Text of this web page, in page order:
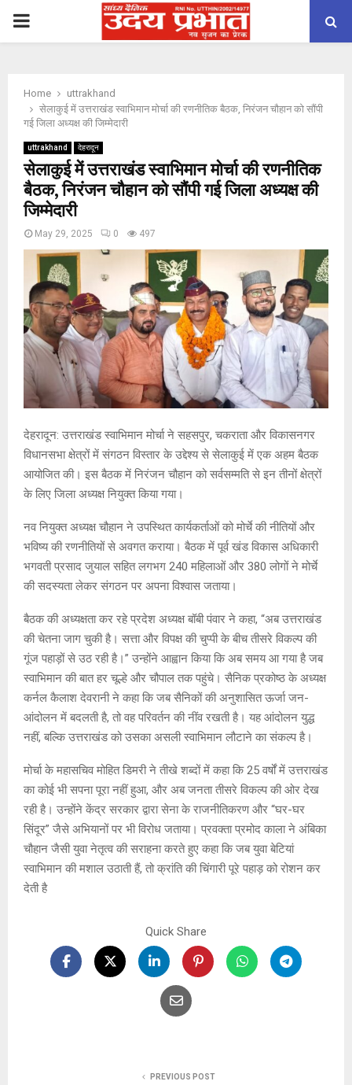
PRIMARY
Home
uttrakhand
सेलाकुई में उत्तराखंड स्वाभिमान मोर्चा की रणनीतिक बैठक, निरंजन चौहान को सौंपी
गई जिला अध्यक्ष की जिम्मेदारी
uttrakhand देहरादून
सेलाकुई में उत्तराखंड स्वाभिमान मोर्चा की रणनीतिक
बैठक, निरंजन चौहान को सौंपी गई जिला अध्यक्ष की
जिम्मेदारी
May 29, 2025 0 497
देहरादून: उत्तराखंड स्वाभिमान मोर्चा ने सहसपुर, चकराता और विकासनगर
विधानसभा क्षेत्रों में संगठन विस्तार के उद्देश्य से सेलाकुई में एक अहम बैठक
आयोजित की। इस बैठक में निरंजन चौहान को सर्वसम्मति से इन तीनों क्षेत्रों
के लिए जिला अध्यक्ष नियुक्त किया गया।
नव नियुक्त अध्यक्ष चौहान ने उपस्थित कार्यकर्ताओं को मोर्चे की नीतियों और
भविष्य की रणनीतियों से अवगत कराया। बैठक में पूर्व खंड विकास अधिकारी
भगवती प्रसाद जुयाल सहित लगभग 240 महिलाओं और 380 लोगों ने मोर्चे
की सदस्यता लेकर संगठन पर अपना विश्वास जताया।
बैठक की अध्यक्षता कर रहे प्रदेश अध्यक्ष बॉबी पंवार ने कहा, “अब उत्तराखंड
की चेतना जाग चुकी है। सत्ता और विपक्ष की चुप्पी के बीच तीसरे विकल्प की
गूंज पहाड़ों से उठ रही है।” उन्होंने आह्वान किया कि अब समय आ गया है जब
स्वाभिमान की बात हर चूल्हे और चौपाल तक पहुंचे। सैनिक प्रकोष्ठ के अध्यक्ष
कर्नल कैलाश देवरानी ने कहा कि जब सैनिकों की अनुशासित ऊर्जा जन-
आंदोलन में बदलती है, तो वह परिवर्तन की नींव रखती है। यह आंदोलन युद्ध
नहीं, बल्कि उत्तराखंड को उसका असली स्वाभिमान लौटाने का संकल्प है।
मोर्चा के महासचिव मोहित डिमरी ने तीखे शब्दों में कहा कि 25 वर्षों में उत्तराखंड
का कोई भी सपना पूरा नहीं हुआ, और अब जनता तीसरे विकल्प की ओर देख
रही है। उन्होंने केंद्र सरकार द्वारा सेना के राजनीतिकरण और “घर-घर
सिंदूर” जैसे अभियानों पर भी विरोध जताया। प्रवक्ता प्रमोद काला ने अंबिका
चौहान जैसी युवा नेतृत्व की सराहना करते हुए कहा कि जब युवा बेटियां
स्वाभिमान की मशाल उठाती हैं, तो क्रांति की चिंगारी पूरे पहाड़ को रोशन कर
देती है
Quick Share
PREVIOUS POST